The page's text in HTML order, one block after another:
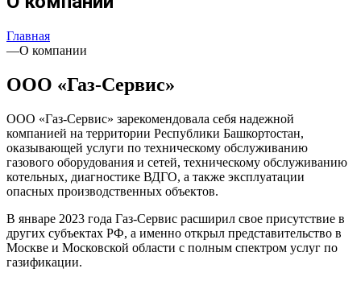
Главная
—О компании
ООО «Газ-Сервис»
ООО «Газ-Сервис» зарекомендовала себя надежной
компанией на территории Республики Башкортостан,
оказывающей услуги по техническому обслуживанию
газового оборудования и сетей, техническому обслуживанию
котельных, диагностике ВДГО, а также эксплуатации
опасных производственных объектов.
В январе 2023 года Газ-Сервис расширил свое присутствие в
других субъектах РФ, а именно открыл представительство в
Москве и Московской области с полным спектром услуг по
газификации.